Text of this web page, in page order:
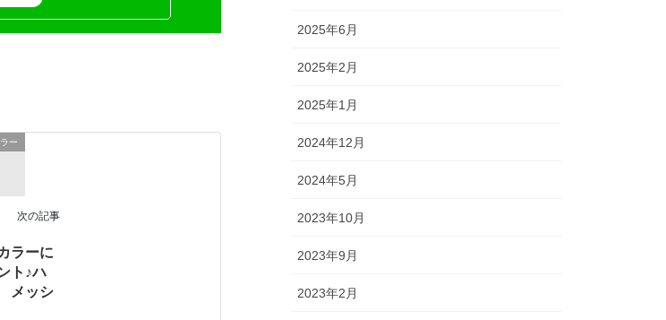
ー
次の記事
ラーに
ト♪ハ
メッシ
2025年6月
2025年2月
2025年1月
2024年12月
2024年5月
2023年10月
2023年9月
2023年2月